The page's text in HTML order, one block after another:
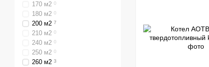
170 м2 0
180 м2 0
200 м2 7
210 м2 0
240 м2 0
250 м2 0
260 м2 3